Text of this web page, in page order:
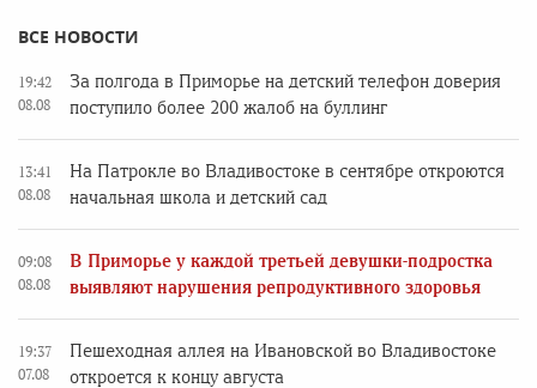
ВСЕ НОВОСТИ
19:42
08.08
За полгода в Приморье на детский телефон доверия
поступило более 200 жалоб на буллинг
13:41
08.08
На Патрокле во Владивостоке в сентябре откроются
начальная школа и детский сад
09:08
08.08
В Приморье у каждой третьей девушки-подростка
выявляют нарушения репродуктивного здоровья
19:37
07.08
Пешеходная аллея на Ивановской во Владивостоке
откроется к концу августа